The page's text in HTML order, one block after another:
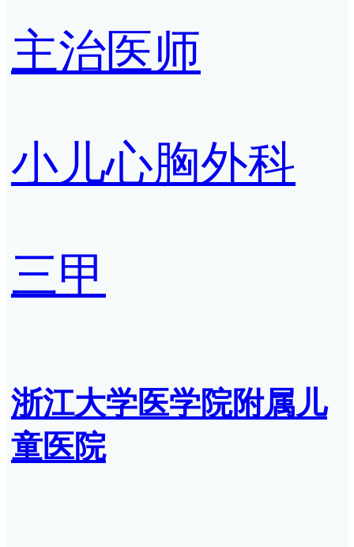
主治医师
小儿心胸外科
三甲
浙江大学医学院附属儿
童医院